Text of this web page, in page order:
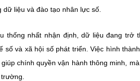
liệu và đào tạo nhân lực số.
thống nhất nhận định, dữ liệu đang trở
số và xã hội số phát triển. Việc hình
chính quyền vận hành thông minh,